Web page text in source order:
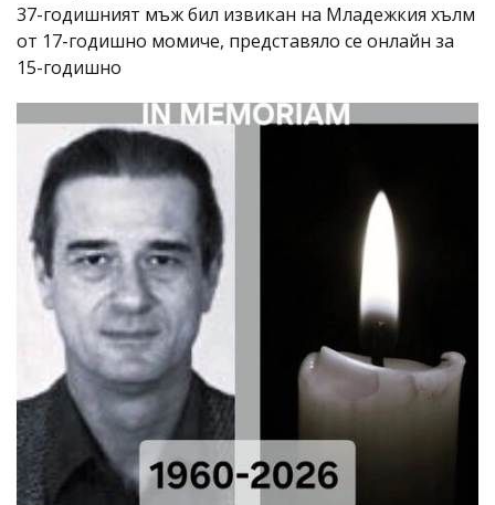
37-годишният мъж бил извикан на Младежкия хълм
от 17-годишно момиче, представяло се онлайн за
15-годишно